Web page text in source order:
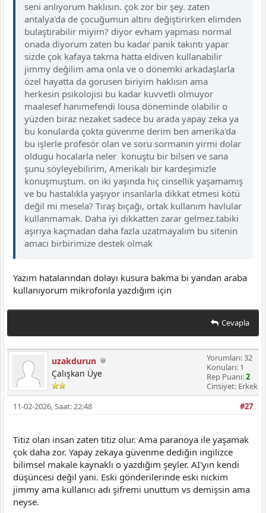
seni anlıyorum haklısın. çok zor bir şey. zaten
antalya'da de çocuğumun altını değiştirirken elimden
bulaştırabilir miyim? diyor evham yapması normal
onada diyorum zaten bu kadar panik takıntı yapar
sizde çok kafaya takma hatta eldiven kullanabilir
jimmy değilim ama onla ve o dönemki arkadaşlarla
özel hayatta da gorusen biriyim haklısın ama
herkesin psikolojisi bu kadar kuvvetli olmuyor
maalesef hanımefendi lousa döneminde olabilir o
yüzden biraz nezaket sadece bu arada yapay zeka ya
bu konularda çokta güvenme derim ben amerika'da
bu işlerle profesör olan ve soru sormanın yirmi dolar
oldugu hocalarla neler konuştu bir bilsen ve sana
şunu söyleyebilirim, Amerikalı bir kardeşimizle
konuşmuştum. on iki yaşında hiç cinsellik yaşamamış
ve bu hastalıkla yaşıyor i̇nsanlarla dikkat etmesi kötü
değil mi mesela? Tıraş bıçağı, ortak kullanım havlular
kullanmamak. Daha iyi dikkatten zarar gelmez.tabiki
aşırıya kaçmadan daha fazla uzatmayalım bu sitenin
amacı birbirimize destek olmak
Yazım hatalarından dolayı kusura bakma bi yandan araba
kullanıyorum mikrofonla yazdığım için
Cevapla
uzakdurun
Çalışkan Üye
Yorumları: 32
Konuları: 1
Rep Puanı:2
Cinsiyet: Erkek
#27
11-02-2026, Saat: 22:48
Titiz olan insan zaten titiz olur. Ama paranoya ile yaşamak
çok daha zor. Yapay zekaya güvenme dediğin ingilizce
bilimsel makale kaynaklı o yazdığım şeyler. AI'yın kendi
düşüncesi değil yani. Eski gönderilerinde eski nickim
jimmy ama kullanıcı adı şifremi unuttum vs demişsin ama
neyse.